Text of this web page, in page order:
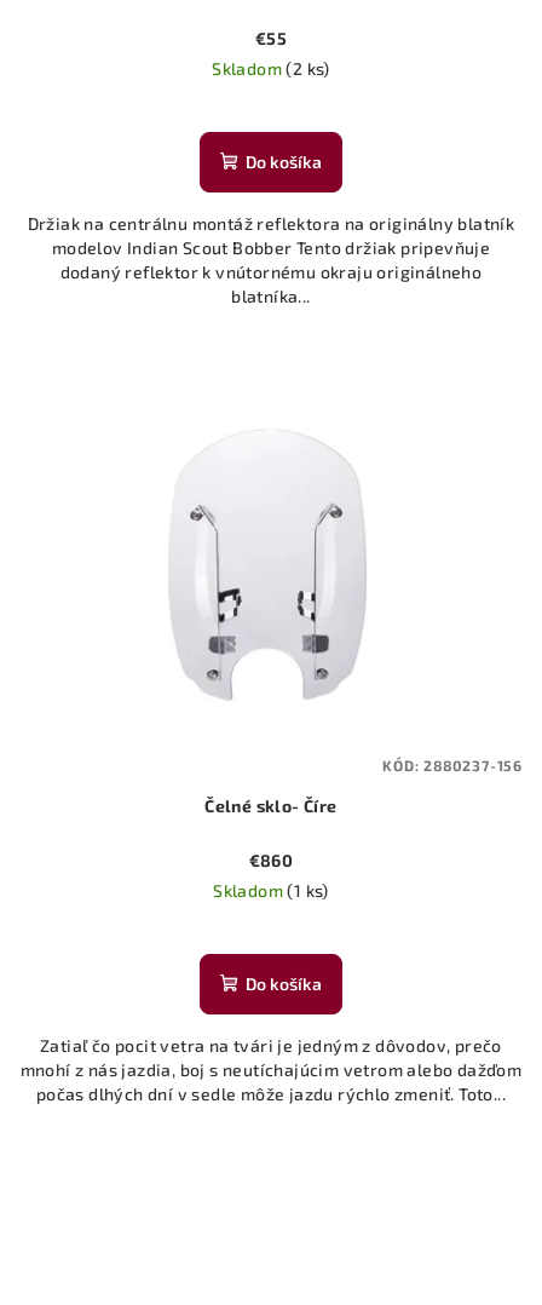
€55
Skladom(2 ks)
Do košíka
Držiak na centrálnu montáž reflektora na originálny blatník
modelov Indian Scout Bobber Tento držiak pripevňuje
dodaný reflektor k vnútornému okraju originálneho
blatníka...
Čelné sklo- Číre
€860
Skladom(1 ks)
Do košíka
Zatiaľ čo pocit vetra na tvári je jedným z dôvodov, prečo
mnohí z nás jazdia, boj s neutíchajúcim vetrom alebo dažďom
počas dlhých dní v sedle môže jazdu rýchlo zmeniť. Toto...
KÓD:2880237-156